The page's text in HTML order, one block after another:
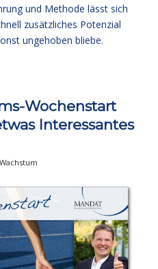
und Methode lässt sich
zusätzliches Potenzial
ungehoben bliebe.
Wochenstart
Interessantes